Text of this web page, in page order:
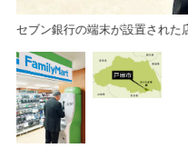
セブン銀行の端末が設置された